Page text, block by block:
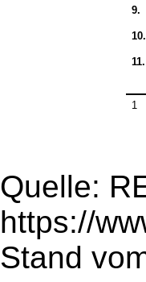
9.
10.
11.
1
Quelle:
https://
Stand